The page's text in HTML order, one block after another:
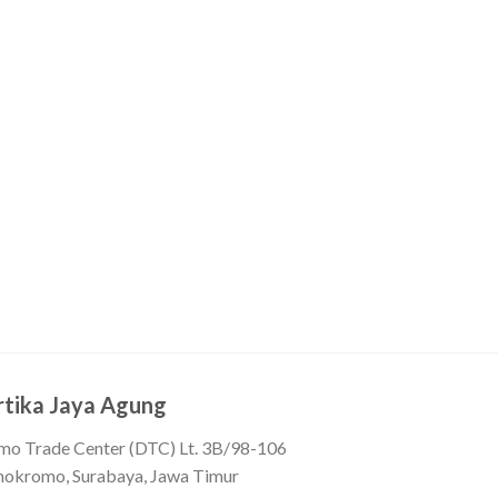
Jaya Agung
Trade Center (DTC) Lt. 3B/98-106
Surabaya, Jawa Timur